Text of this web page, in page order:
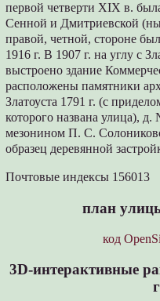
первой четверти XIX в.
Сенной и Дмитриевской
правой, четной, стороне
1916 г. В 1907 г. на углу с
выстроено здание
расположены памятники
Златоуста 1791 г. (с
которого названа улица),
мезонином П. С.
образец деревянной
Почтовые индексы 156013
план
код
3D-интерактивные